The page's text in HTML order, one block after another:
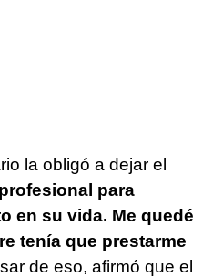
la obligó a dejar el
para
en su vida. Me quedé
tenía que prestarme
de eso, afirmó que el